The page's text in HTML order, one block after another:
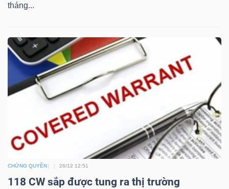
tháng...
CHỨNG QUYỀN 26/12 12:51
118 CW sắp được tung ra thị trường
Lãnh
(-)
Tất cả Người nội bộ Người liên quan Cổ đông lớn
Tin
Bài
viết
của